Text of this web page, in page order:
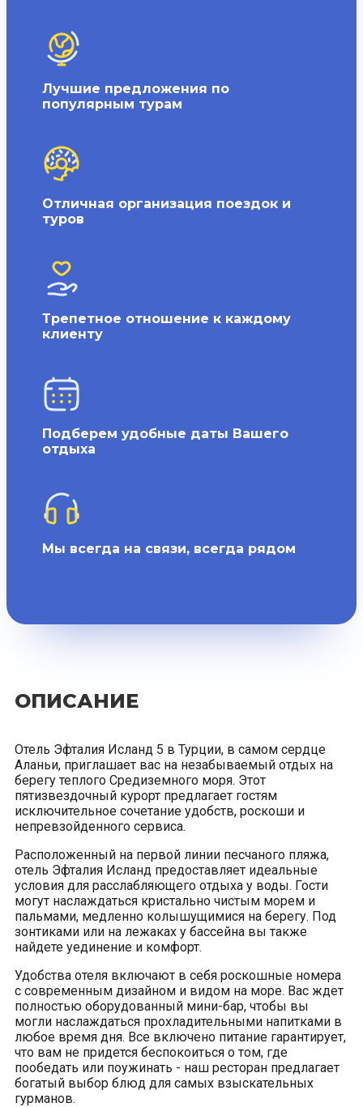
Лучшие предложения по
популярным турам
Отличная организация поездок и
туров
Трепетное отношение к каждому
клиенту
Подберем удобные даты Вашего
отдыха
Мы всегда на связи, всегда рядом
Отель Эфталия Исланд 5 в Турции, в самом сердце
Аланьи, приглашает вас на незабываемый отдых на
берегу теплого Средиземного моря. Этот
пятизвездочный курорт предлагает гостям
исключительное сочетание удобств, роскоши и
непревзойденного сервиса.
Расположенный на первой линии песчаного пляжа,
отель Эфталия Исланд предоставляет идеальные
условия для расслабляющего отдыха у воды. Гости
могут наслаждаться кристально чистым морем и
пальмами, медленно колышущимися на берегу. Под
зонтиками или на лежаках у бассейна вы также
найдете уединение и комфорт.
Удобства отеля включают в себя роскошные номера
с современным дизайном и видом на море. Вас ждет
полностью оборудованный мини-бар, чтобы вы
могли наслаждаться прохладительными напитками в
любое время дня. Все включено питание гарантирует,
что вам не придется беспокоиться о том, где
пообедать или поужинать - наш ресторан предлагает
богатый выбор блюд для самых взыскательных
гурманов.
ОПИСАНИЕ